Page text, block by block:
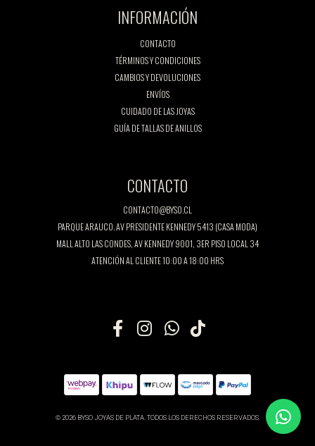
INFORMACIÓN
CONTACTO
TÉRMINOS Y CONDICIONES
CAMBIOS Y DEVOLUCIONES
ENVÍOS
CUIDADO DE LAS JOYAS
GUÍA DE TALLAS DE ANILLOS
CONTACTO
CONTACTO@BYSO.CL
PARQUE ARAUCO. AV PRESIDENTE KENNEDY 5413 (CASA MODA)
MALL ALTO LAS CONDES, AV KENNEDY 9001, 3ER PISO LOCAL 34
ATENCIÓN AL CLIENTE 10:00 A 18:00 HRS
© 2026 BYSO JOYAS DE PLATA. TODOS LOS DERECHOS RESERVADOS.